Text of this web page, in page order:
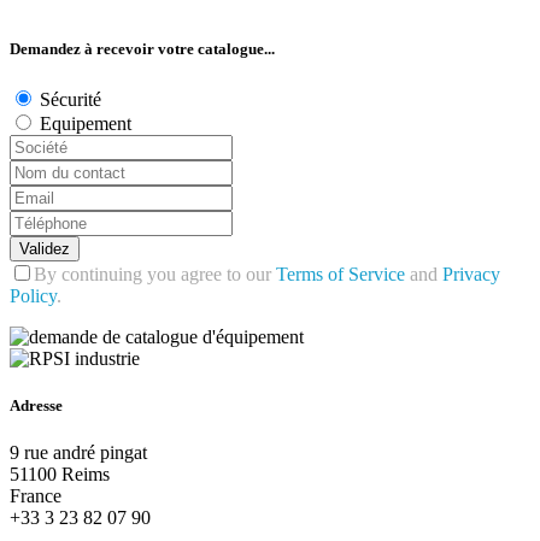
Demandez à recevoir votre catalogue...
Sécurité
Equipement
Validez
By continuing you agree to our Terms of Service and Privacy
Policy.
Adresse
9 rue andré pingat
51100 Reims
France
+33 3 23 82 07 90